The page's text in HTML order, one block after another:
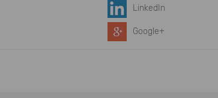
LinkedIn
Google+